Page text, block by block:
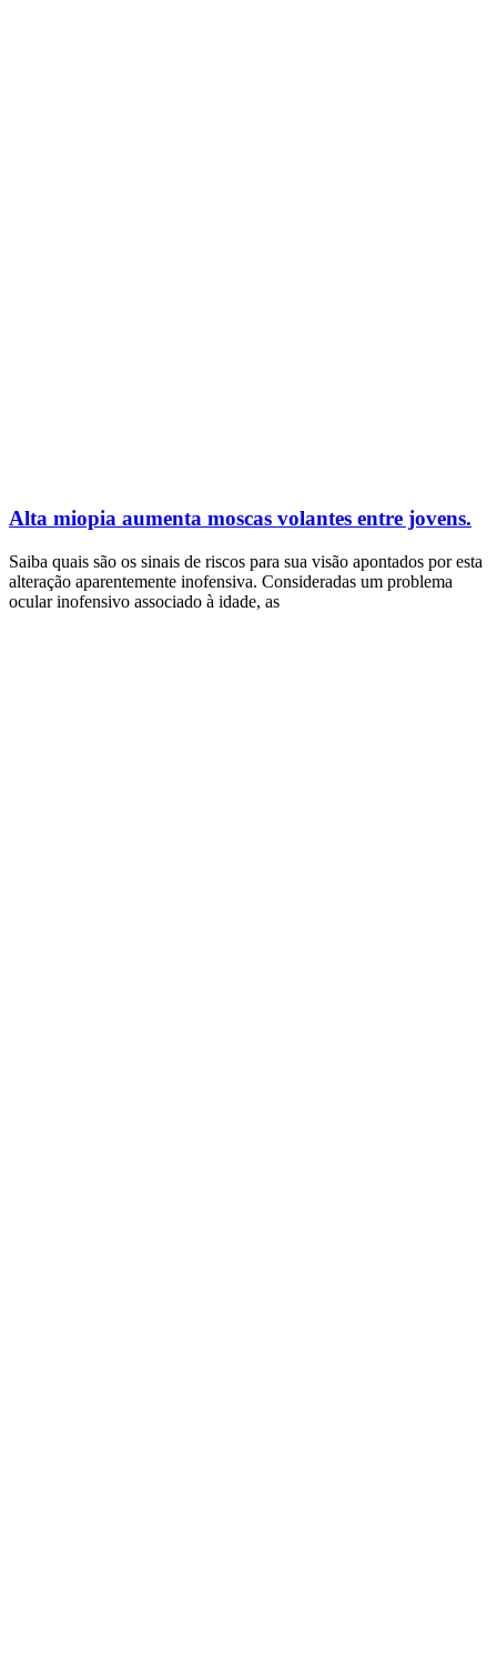
Alta miopia aumenta moscas volantes entre jovens.
Saiba quais são os sinais de riscos para sua visão apontados por esta
alteração aparentemente inofensiva. Consideradas um problema
ocular inofensivo associado à idade, as